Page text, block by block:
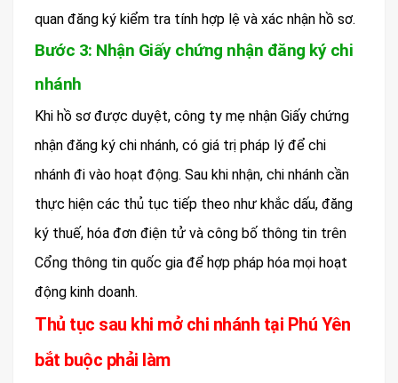
quan đăng ký kiểm tra tính hợp lệ và xác nhận hồ sơ.
Bước 3: Nhận Giấy chứng nhận đăng ký chi
nhánh
Khi hồ sơ được duyệt, công ty mẹ nhận Giấy chứng
nhận đăng ký chi nhánh, có giá trị pháp lý để chi
nhánh đi vào hoạt động. Sau khi nhận, chi nhánh cần
thực hiện các thủ tục tiếp theo như khắc dấu, đăng
ký thuế, hóa đơn điện tử và công bố thông tin trên
Cổng thông tin quốc gia để hợp pháp hóa mọi hoạt
động kinh doanh.
Thủ tục sau khi mở chi nhánh tại Phú Yên
bắt buộc phải làm